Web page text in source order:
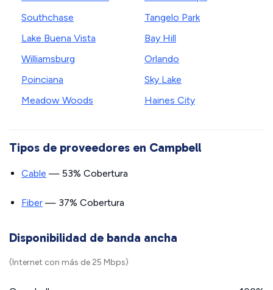
Southchase
Lake Buena Vista
Williamsburg
Poinciana
Meadow Woods
Tangelo Park
Bay Hill
Orlando
Sky Lake
Haines City
Tipos de proveedores en Campbell
Cable — 53% Cobertura
Fiber — 37% Cobertura
Disponibilidad de banda ancha
(Internet con más de 25 Mbps)